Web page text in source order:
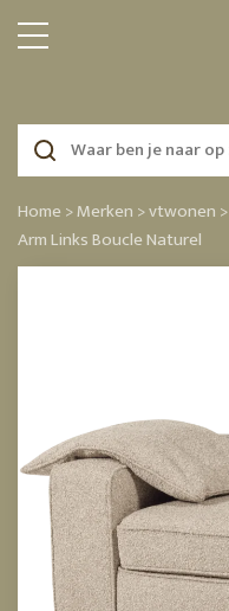
Home >Merken >vtwonen >
Arm Links Boucle Naturel